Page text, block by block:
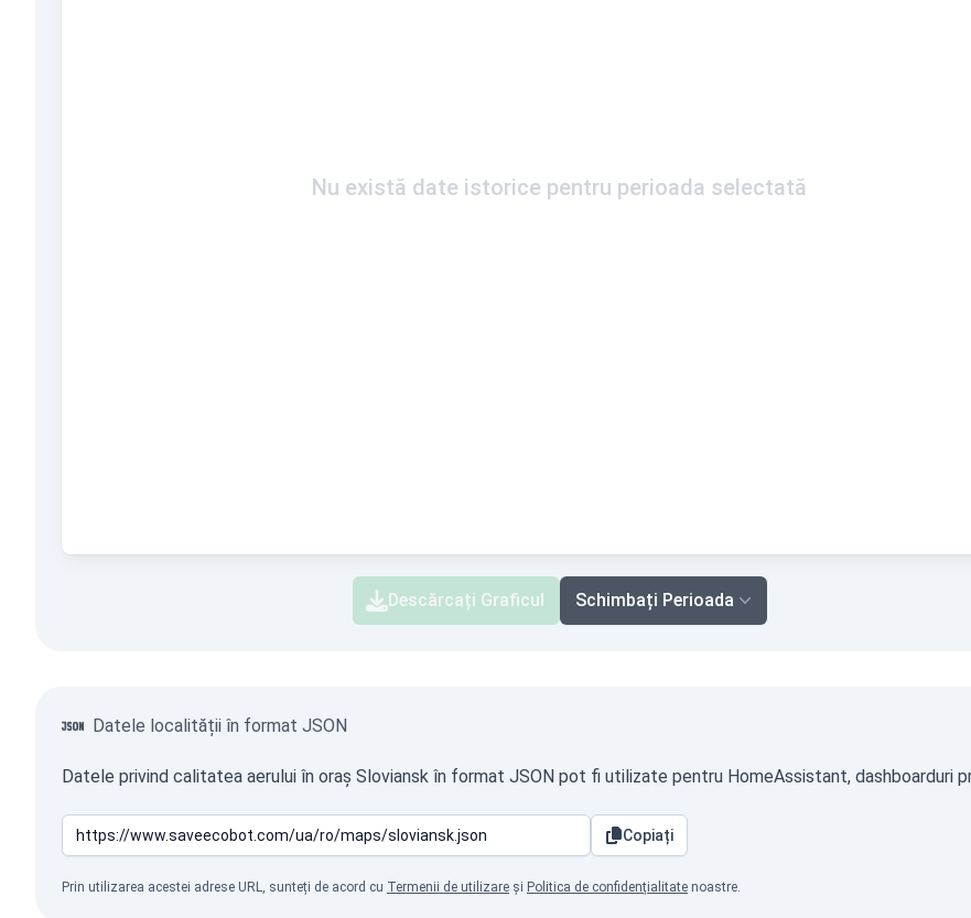
Nu există date istorice pentru perioada selectată
Descărcați Graficul Schimbați Perioada
Datele localității în format JSON
Datele privind calitatea aerului în oraș Sloviansk în format JSON pot fi utilizate pentru HomeAssistant, dashboarduri
Copiați
Prin utilizarea acestei adrese URL, sunteți de acord cu Termenii de utilizare și Politica de confidențialitate noastre.